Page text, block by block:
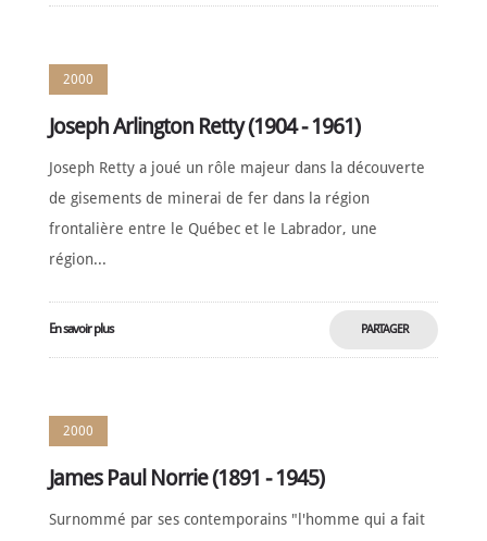
2000
Joseph Arlington Retty (1904 - 1961)
Joseph Retty a joué un rôle majeur dans la découverte
de gisements de minerai de fer dans la région
frontalière entre le Québec et le Labrador, une
région...
En savoir plus PARTAGER
2000
James Paul Norrie (1891 - 1945)
Surnommé par ses contemporains "l'homme qui a fait